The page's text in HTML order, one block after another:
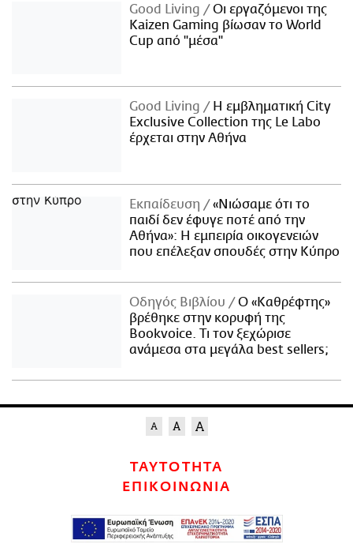
Good Living
Οι εργαζόμενοι της
Kaizen Gaming βίωσαν το World
Cup από "μέσα"
Good Living
Η εμβληματική City
Exclusive Collection της Le Labo
έρχεται στην Αθήνα
Εκπαίδευση
«Νιώσαμε ότι το
παιδί δεν έφυγε ποτέ από την
Αθήνα»: Η εμπειρία οικογενειών
που επέλεξαν σπουδές στην Κύπρο
Οδηγός Βιβλίου
Ο «Καθρέφτης»
βρέθηκε στην κορυφή της
Bookvoice. Τι τον ξεχώρισε
ανάμεσα στα μεγάλα best sellers;
ΤΑΥΤΟΤΗΤΑ
ΕΠΙΚΟΙΝΩΝΙΑ